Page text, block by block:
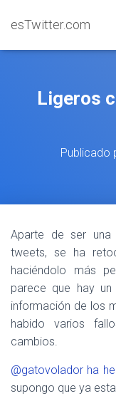
esTwitter.com
Ligeros
Publicado
Aparte de ser
tweets, se ha
haciéndolo más
parece que hay
información de los
habido varios
cambios.
@gatovolador ha
supongo que ya